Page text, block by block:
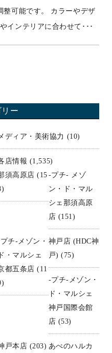
整可能です。 カラーやデザ
インテリアに合わせて･･･
リー
メディア・美術協力 (10)
店情報 (1,535)
須高原店 (15 -プチ- メゾ
ン・ド・マル
シェ那須高原
店 (151)
チ-メゾン・
ド・マルシェ
都五条店 (11
神戸店 (HDC神
戸) (75)
-プチ-メゾン・
ド・マルシェ
神戸国際会館
店 (53)
戸本店 (203) あべのハルカ